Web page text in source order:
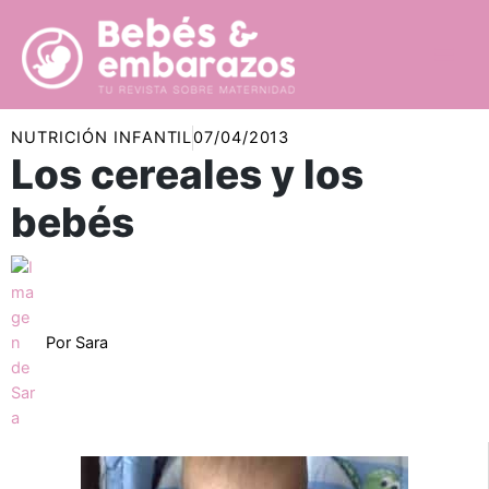
contenido
NUTRICIÓN INFANTIL07/04/2013
Los cereales y los
bebés
Por Sara